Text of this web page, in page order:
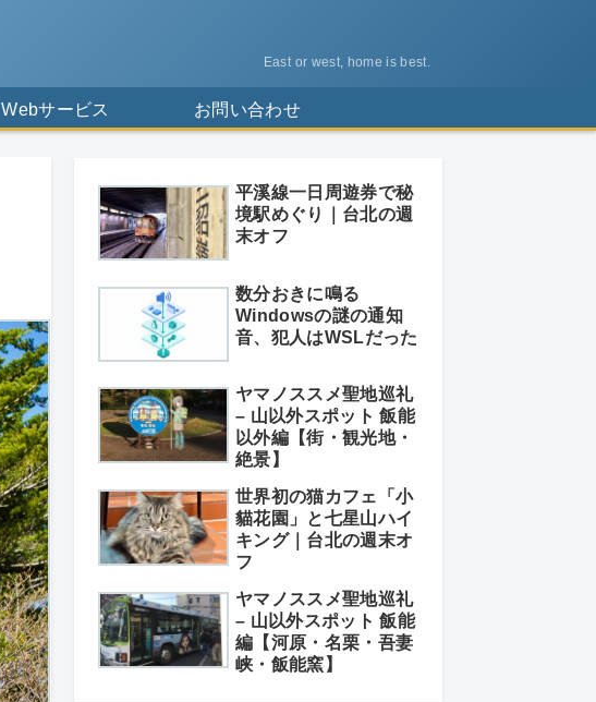
East or west, home is best.
Webサービス お問い合わせ
平溪線一日周遊券で秘
境駅めぐり｜台北の週
末オフ
数分おきに鳴る
Windowsの謎の通知
音、犯人はWSLだった
ヤマノススメ聖地巡礼
– 山以外スポット 飯能
以外編【街・観光地・
絶景】
世界初の猫カフェ「小
貓花園」と七星山ハイ
キング｜台北の週末オ
フ
ヤマノススメ聖地巡礼
– 山以外スポット 飯能
編【河原・名栗・吾妻
峡・飯能窯】